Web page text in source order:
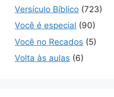
Versículo Bíblico (723)
Você é especial (90)
Você no Recados (5)
Volta às aulas (6)